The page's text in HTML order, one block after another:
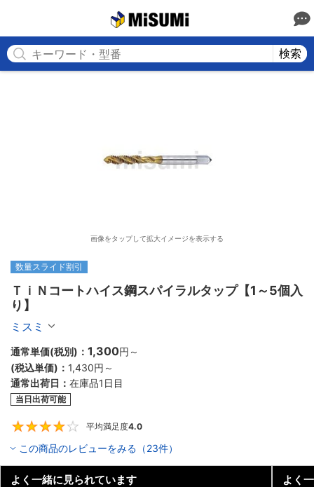
検索
画像をタップして拡大イメージを表示する
数量スライド割引
ＴｉＮコートハイス鋼スパイラルタップ【1～5個入
り】
ミスミ
通常単価(税別)： 1,300円 ～
(税込単価)： 1,430円 ～
通常出荷日： 在庫品1日目
当日出荷可能
平均満足度4.0
この商品のレビューをみる（23件）
よく一緒に見られています よく